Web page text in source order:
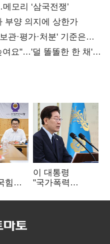
모리 ‘삼국전쟁’
부양 의지에 상한가
관·평가·처분' 기준은
여요"…'덜 똘똘한 한 채'
힘
로
이 대통령
"국가폭력
적극적 조사로